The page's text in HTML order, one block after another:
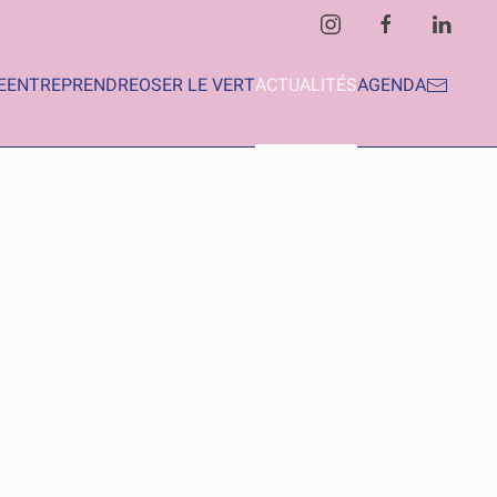
ENTREPRENDREOSER LE VERTACTUALITÉSAGENDA